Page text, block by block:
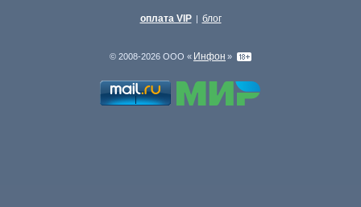
оплата VIP | блог
© 2008-2026 ООО « Инфон »